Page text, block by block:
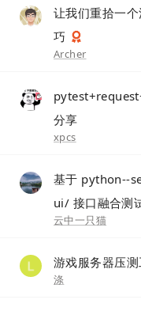
让我们重拾一
巧
Archer
分享
xpcs
基于 python--
ui/ 接口融合测
云中一只猫
游戏服务器压
涤